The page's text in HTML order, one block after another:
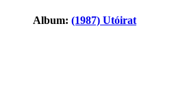
Album: (1987) Utóirat